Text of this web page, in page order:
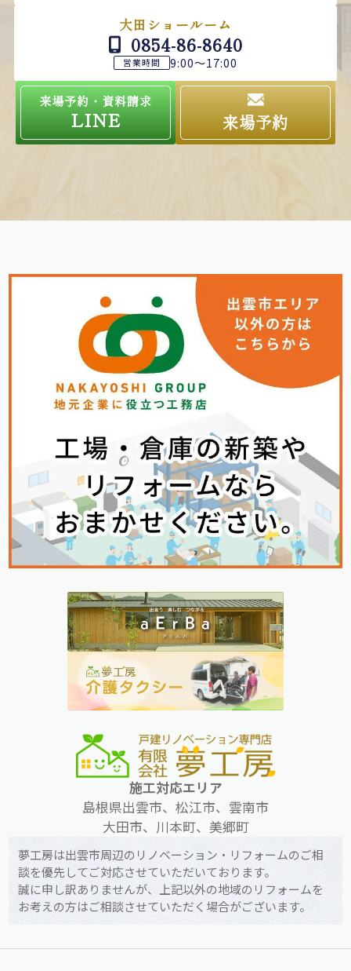
大田ショールーム
0854-86-8640
営業時間 9:00～17:00
来場予約・資料請求
LINE 来場予約
施工対応エリア
島根県出雲市、松江市、雲南市
大田市、川本町、美郷町
夢工房は出雲市周辺のリノベーション・リフォームのご相
談を優先してご対応させていただいております。
誠に申し訳ありませんが、上記以外の地域のリフォームを
お考えの方はご相談させていただく場合がございます。